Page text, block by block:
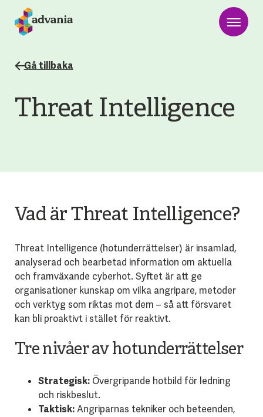
Gå tillbaka
Threat Intelligence
Vad är Threat Intelligence?
Threat Intelligence (hotunderrättelser) är insamlad,
analyserad och bearbetad information om aktuella
och framväxande cyberhot. Syftet är att ge
organisationer kunskap om vilka angripare, metoder
och verktyg som riktas mot dem – så att försvaret
kan bli proaktivt i stället för reaktivt.
Tre nivåer av hotunderrättelser
Strategisk:Övergripande hotbild för ledning
och riskbeslut.
Taktisk:Angriparnas tekniker och beteenden,